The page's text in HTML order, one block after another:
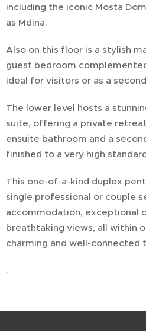
including the iconic Mosta
as Mdina.
Also on this floor is a stylish
guest bedroom
ideal for visitors or as a
The lower level hosts a
suite, offering a private
ensuite bathroom and a
finished to a very high
This one-of-a-kind duplex
single professional or couple
accommodation, exceptional
breathtaking views, all within
charming and well-connected
.